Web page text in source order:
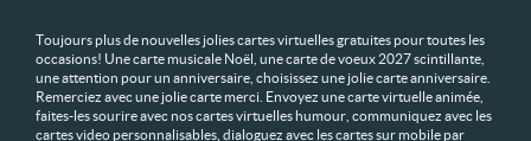
Toujours plus de nouvelles jolies cartes virtuelles gratuites pour toutes les
occasions! Une carte musicale Noël, une carte de voeux 2027 scintillante,
une attention pour un anniversaire, choisissez une jolie carte anniversaire.
Remerciez avec une jolie carte merci. Envoyez une carte virtuelle animée,
faites-les sourire avec nos cartes virtuelles humour, communiquez avec les
cartes video personnalisables, dialoguez avec les cartes sur mobile par